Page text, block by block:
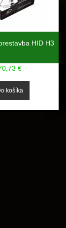
HID H3
€